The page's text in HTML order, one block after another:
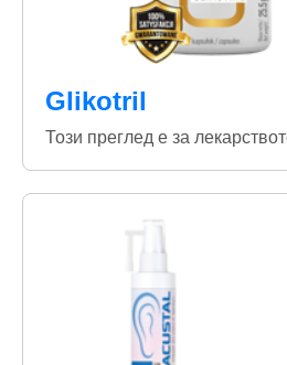
Glikotril
Този преглед е за